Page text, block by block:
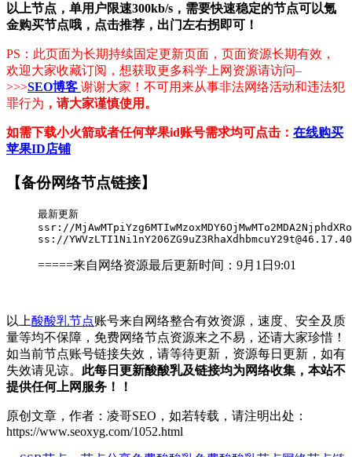
以上节点，单用户限速300kb/s，需要快速稳定的节点可以氪
金购买节点哦，点击推荐，出门左右拐即可！
PS：此页面为长期持续固定更新页面，页面资源长期有效，
欢迎大家收藏订阅，想获取更多科学上网资源请访问–
>>>SEO博客 谢谢大家！ 不可用来从事非法网络活动和违法犯
罪行为 ，请大家谨慎使用。
如需下载小火箭或者任何苹果id账号需求均可点击： 在线购买
苹果ID店铺
【备份网络节点链接】
最新更新
ssr://
ss://
=====来自网络资源最后更新时间：9月1日9:01
以上酸酸乳节点账号来自网络整合有效资源，速度、安全及质
量等均不保障，免费网络节点资源来之不易，还请大家珍惜！
如当前节点账号链接失效，请等待更新，资源每日更新，如有
失效请见谅。 此每日更新酸酸乳及链接均为网络收集，本站不
提供任何上网服务！！
原创文章，作者：凌哥SEO，如若转载，请注明出处：
https://www.seoxyg.com/1052.html